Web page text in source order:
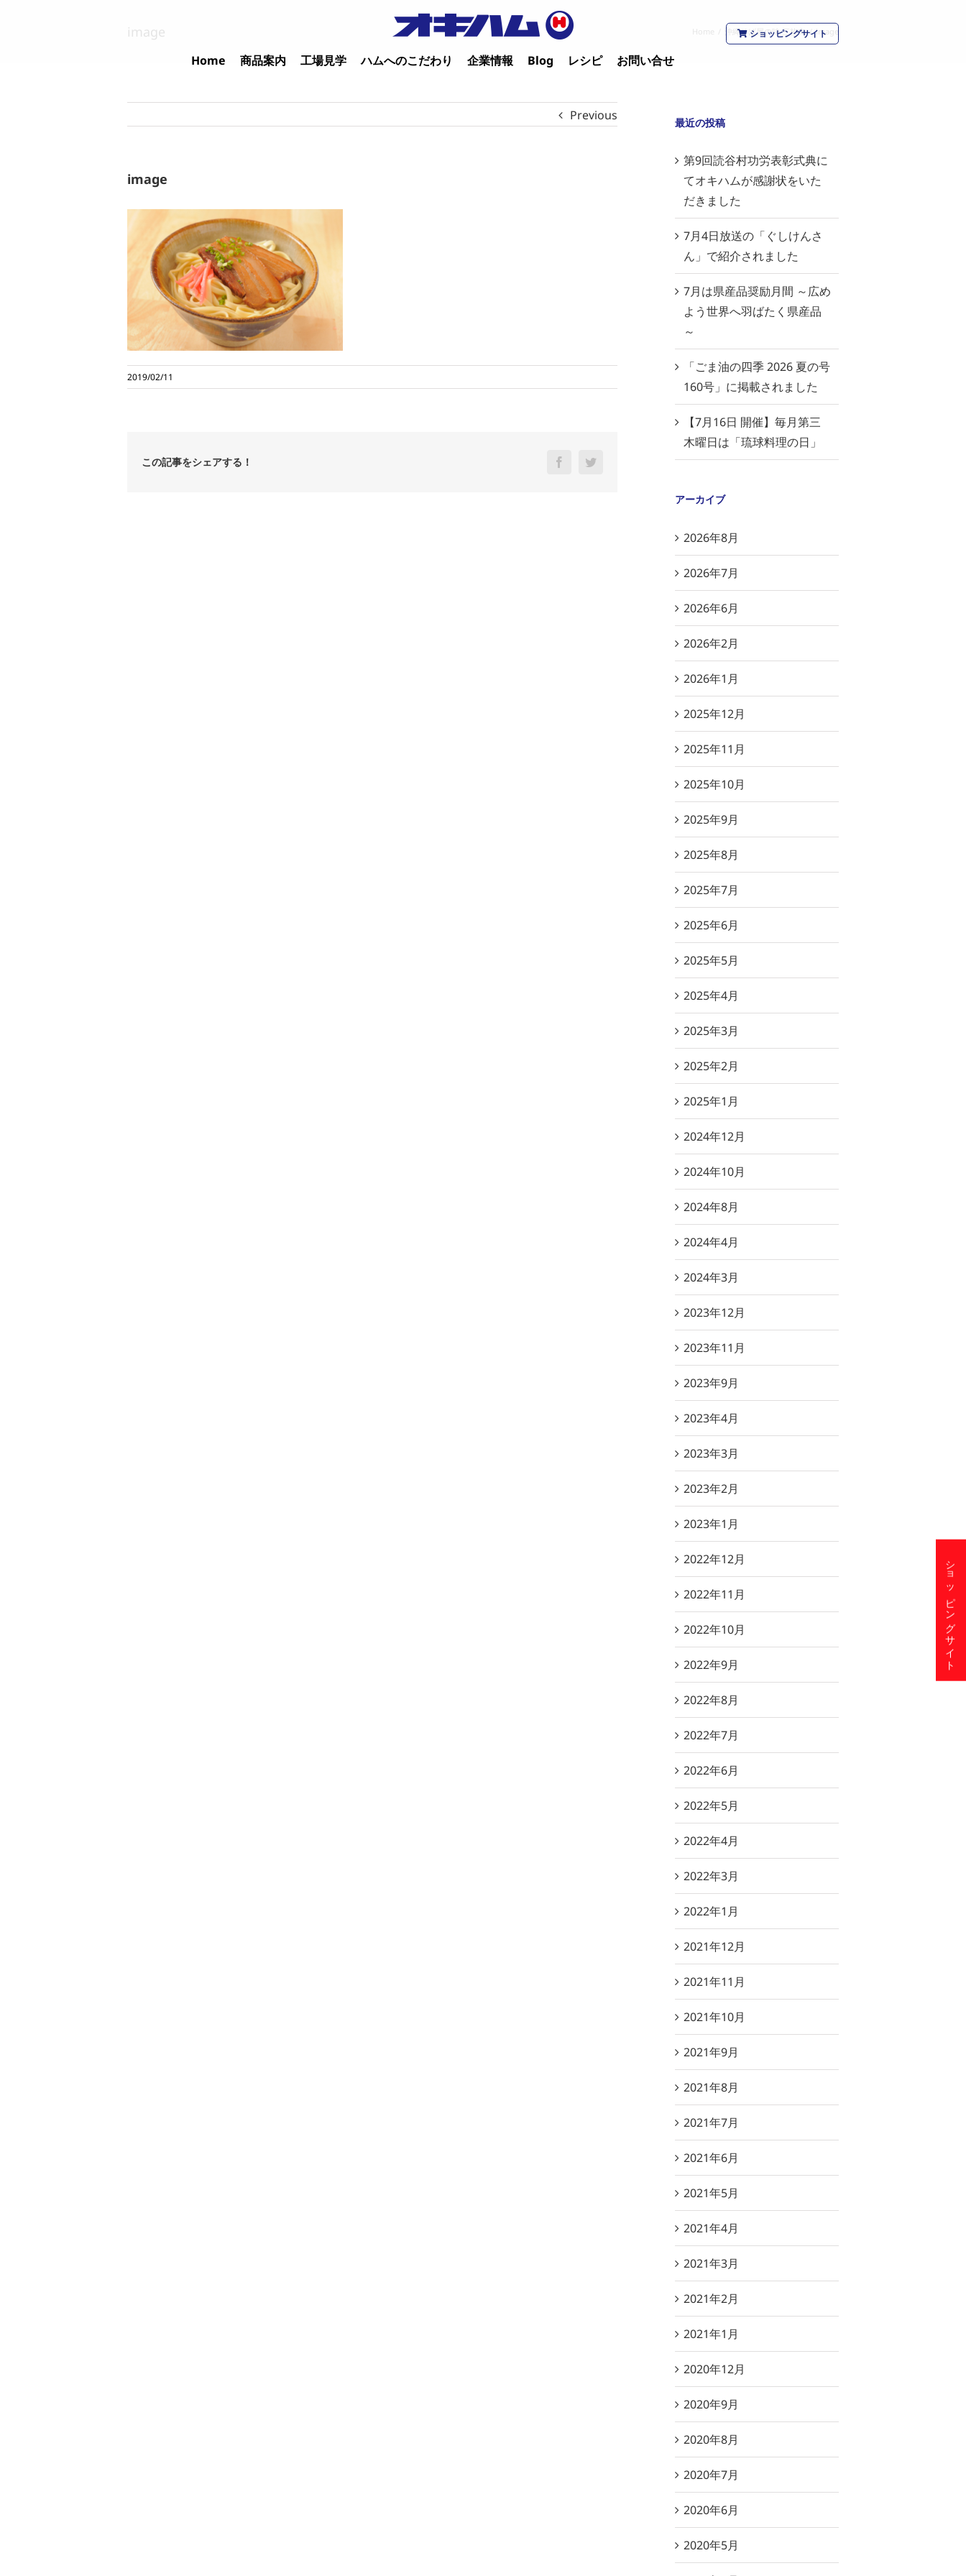
ショッピングサイト
Home 商品案内 工場見学 ハムへのこだわり 企業情報 Blog レシピ お問い合せ
image Home 沖縄そば屋の味 三枚肉 / image
Previous
image
2019/02/11
この記事をシェアする！ Facebook
最近の投稿
第9回読谷村功労表彰式典に
てオキハムが感謝状をいた
だきました
7月4日放送の「ぐしけんさ
ん」で紹介されました
7月は県産品奨励月間 ～広め
よう世界へ羽ばたく県産品
～
「ごま油の四季 2026 夏の号
160号」に掲載されました
【7月16日 開催】毎月第三
木曜日は「琉球料理の日」
アーカイブ
2026年8月
2026年7月
2026年6月
2026年2月
2026年1月
2025年12月
2025年11月
2025年10月
2025年9月
2025年8月
2025年7月
2025年6月
2025年5月
2025年4月
2025年3月
2025年2月
2025年1月
2024年12月
2024年10月
2024年8月
2024年4月
2024年3月
2023年12月
2023年11月
2023年9月
2023年4月
2023年3月
2023年2月
2023年1月
2022年12月
2022年11月
2022年10月
2022年9月
2022年8月
2022年7月
2022年6月
2022年5月
2022年4月
2022年3月
2022年1月
2021年12月
2021年11月
2021年10月
2021年9月
2021年8月
2021年7月
2021年6月
2021年5月
2021年4月
2021年3月
2021年2月
2021年1月
2020年12月
2020年9月
2020年8月
2020年7月
2020年6月
2020年5月
ショッピングサイト